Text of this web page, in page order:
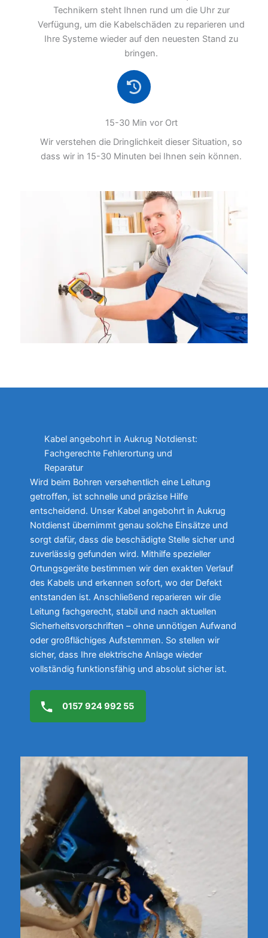
Technikern steht Ihnen rund um die Uhr zur
Verfügung, um die Kabelschäden zu reparieren und
Ihre Systeme wieder auf den neuesten Stand zu
bringen.
15-30 Min vor Ort
Wir verstehen die Dringlichkeit dieser Situation, so
dass wir in 15-30 Minuten bei Ihnen sein können.
Kabel angebohrt in Aukrug Notdienst:
Fachgerechte Fehlerortung und
Reparatur
Wird beim Bohren versehentlich eine Leitung
getroffen, ist schnelle und präzise Hilfe
entscheidend. Unser Kabel angebohrt in Aukrug
Notdienst übernimmt genau solche Einsätze und
sorgt dafür, dass die beschädigte Stelle sicher und
zuverlässig gefunden wird. Mithilfe spezieller
Ortungsgeräte bestimmen wir den exakten Verlauf
des Kabels und erkennen sofort, wo der Defekt
entstanden ist. Anschließend reparieren wir die
Leitung fachgerecht, stabil und nach aktuellen
Sicherheitsvorschriften – ohne unnötigen Aufwand
oder großflächiges Aufstemmen. So stellen wir
sicher, dass Ihre elektrische Anlage wieder
vollständig funktionsfähig und absolut sicher ist.
0157 924 992 55